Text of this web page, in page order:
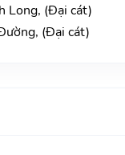
Long, (Đại cát)
(Đại cát)